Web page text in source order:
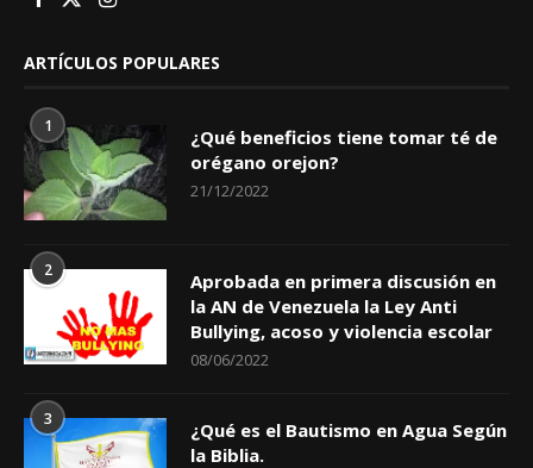
ARTÍCULOS POPULARES
1
¿Qué beneficios tiene tomar té de
orégano orejon?
21/12/2022
2
Aprobada en primera discusión en
la AN de Venezuela la Ley Anti
Bullying, acoso y violencia escolar
08/06/2022
3
¿Qué es el Bautismo en Agua Según
la Biblia.